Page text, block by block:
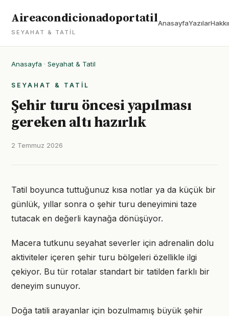
Aireacondicionadoportatil
SEYAHAT & TATIL
AnasayfaYazılar
Anasayfa · Seyahat & Tatil
SEYAHAT & TATIL
Şehir turu öncesi yapılması
gereken altı hazırlık
2 Temmuz 2026
Tatil boyunca tuttuğunuz kısa notlar ya da küçük bir
günlük, yıllar sonra o şehir turu deneyimini taze
tutacak en değerli kaynağa dönüşüyor.
Macera tutkunu seyahat severler için adrenalin dolu
aktiviteler içeren şehir turu bölgeleri özellikle ilgi
çekiyor. Bu tür rotalar standart bir tatilden farklı bir
deneyim sunuyor.
Doğa tatili arayanlar için bozulmamış büyük şehir